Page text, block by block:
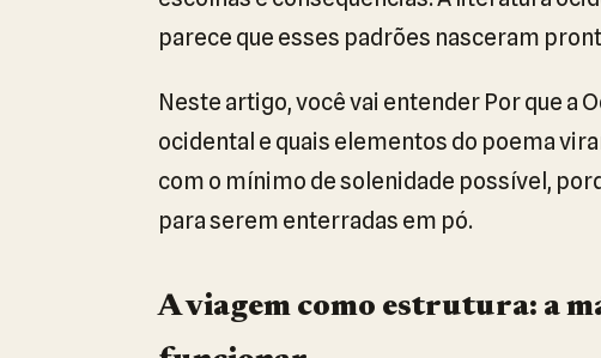
parece que esses padrões nasceram
Neste artigo, você vai entender Por que a
ocidental e quais elementos do poema
com o mínimo de solenidade possível,
para serem enterradas em pó.
A viagem como estrutura: a